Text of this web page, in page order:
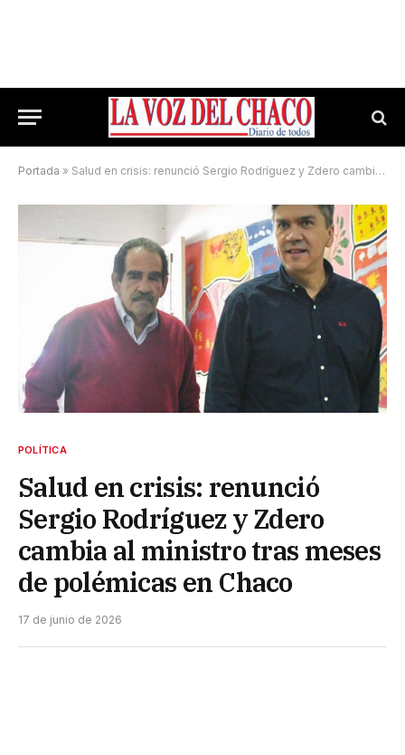
Portada » Salud en crisis: renunció Sergio Rodríguez y Zdero cambia al ministro tras meses de polémicas en Chaco
POLÍTICA
Salud en crisis: renunció
Sergio Rodríguez y Zdero
cambia al ministro tras meses
de polémicas en Chaco
17 de junio de 2026